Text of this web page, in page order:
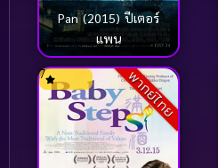
Pan (2015) ปีเตอร์
แพน
พากย์ไทย
7